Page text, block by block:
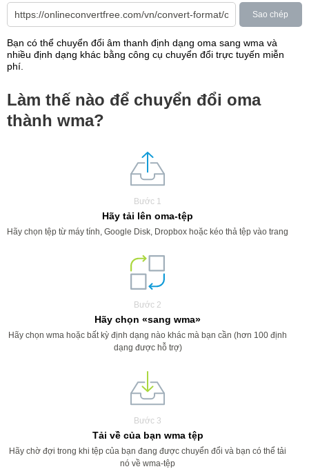
Sao chép
Bạn có thể chuyển đổi âm thanh định dạng oma sang wma và
nhiều định dạng khác bằng công cụ chuyển đổi trực tuyến miễn
phí.
Làm thế nào để chuyển đổi oma
thành wma?
Bước 1
Hãy tải lên oma-tệp
Hãy chọn tệp từ máy tính, Google Disk, Dropbox hoặc kéo thả tệp vào trang
Bước 2
Hãy chọn «sang wma»
Hãy chọn wma hoặc bất kỳ định dạng nào khác mà bạn cần (hơn 100 định
dạng được hỗ trợ)
Bước 3
Tải về của bạn wma tệp
Hãy chờ đợi trong khi tệp của bạn đang được chuyển đổi và bạn có thể tải
nó về wma-tệp